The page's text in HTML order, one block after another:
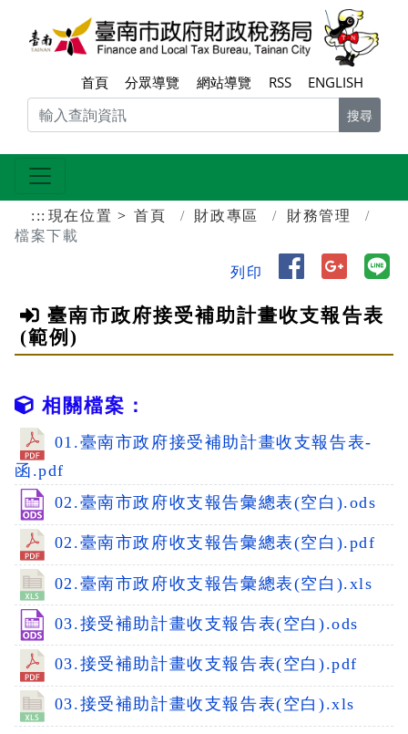
跳到主要內容區塊
首頁 分眾導覽 網站導覽 RSS ENGLISH
搜尋
::: 現在位置 首頁 財政專區
財務管理
檔案下載
列印
分享到分享到
臺南市政府接受補助計畫收支報告表
(範例)
相關檔案：
01.臺南市政府接受補助計畫收支報告表-
函.pdf
02.臺南市政府收支報告彙總表(空白).ods
02.臺南市政府收支報告彙總表(空白).pdf
02.臺南市政府收支報告彙總表(空白).xls
03.接受補助計畫收支報告表(空白).ods
03.接受補助計畫收支報告表(空白).pdf
03.接受補助計畫收支報告表(空白).xls